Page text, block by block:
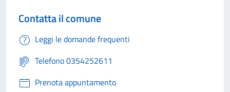
Contatta il comune
Leggi le domande frequenti
Telefono 0354252611
Prenota appuntamento